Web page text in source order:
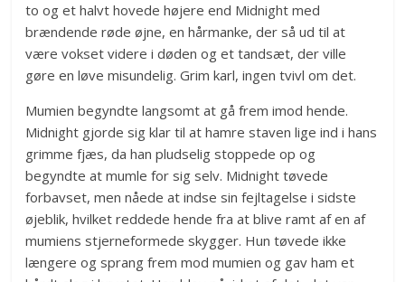
to og et halvt hovede højere end Midnight med
brændende røde øjne, en hårmanke, der så ud til at
være vokset videre i døden og et tandsæt, der ville
gøre en løve misundelig. Grim karl, ingen tvivl om det.
Mumien begyndte langsomt at gå frem imod hende.
Midnight gjorde sig klar til at hamre staven lige ind i hans
grimme fjæs, da han pludselig stoppede op og
begyndte at mumle for sig selv. Midnight tøvede
forbavset, men nåede at indse sin fejltagelse i sidste
øjeblik, hvilket reddede hende fra at blive ramt af en af
mumiens stjerneformede skygger. Hun tøvede ikke
længere og sprang frem mod mumien og gav ham et